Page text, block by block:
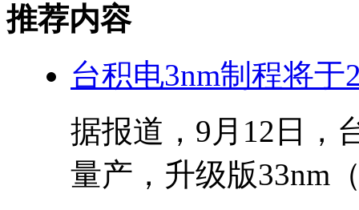
推荐内容
台积电3nm制程将于
据报道，9月12日，
量产，升级版33nm